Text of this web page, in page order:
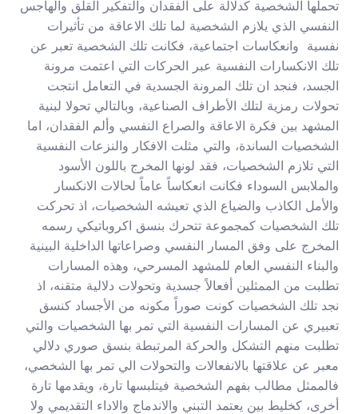
تحملها الشخصية كدلالة على الفقدان والتفكير القلق والهاجس
النفسي الذي يلازم الشخصية لما تلك الاعاقة من تأثيرات
نفسية وانعكاسات اجتماعية، فكانت تلك الشخصية تعبر عن
تلك الانكسارات النفسية عبر الحركات التي اعتمت مرونة
الجسد، فنجد ان تلك المرونة الجسدية في التعامل انتجت
تحولات رمزية لتلك الأطراف الصناعية، وبالتالي تحولا لبنية
المشهد بين فكرة الاعاقة والصراع النفسي وألم الفقدان، اما
الشخصيات الساندة، والتي مثلت الافكار والنزعات النفسية
التي تلازم الشخصيات، فقد لونها المخرج باللون الأسود
والملابس السوداء فكانت انعكاساً عاماً لحالات الانكسار
والأمل الكاذب والضياع الذي تعيشه الشخصيات، اذ تحركت
تلك الشخصيات كمجموعة تتحرك بنسق اكروباتيكي رسمه
المخرج على وفق المسار النفسي وصراعاتها الداخلية البينية
والبناء النفسي العام للمشهد المسرحي، وهذه المسارات
تطلبت من الممثلين أفعالاً جسدية وتحولات دلالية متقنه، اذ
نجد تلك الشخصيات كونت صوراً مكونه من الأجساد كنسق
تعبيري عن المسارات النفسية التي تمر بها الشخصيات والتي
تطلبت منهم التشكل والحركة المرتبطة بنسق صوري دلالي
معبر عن علاقتها بالانفعالات والتحولات الي تمر بها الشخصي،
فالممثل مطالب بفهم الشخصية فيتلبسها تارة، ويقدمها تارة
أخرى، كخليط بين يعتمد التبني والاندماج والاداء التقديمي ولا